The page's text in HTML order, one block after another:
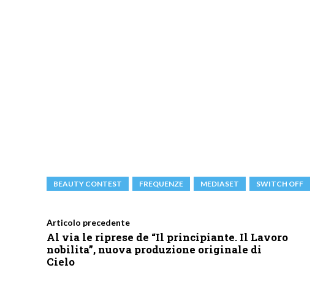
BEAUTY CONTEST FREQUENZE MEDIASET SWITCH OFF
Articolo precedente
Al via le riprese de “Il principiante. Il Lavoro
nobilita”, nuova produzione originale di
Cielo